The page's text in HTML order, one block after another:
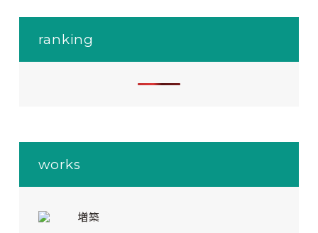
ranking
works
増築